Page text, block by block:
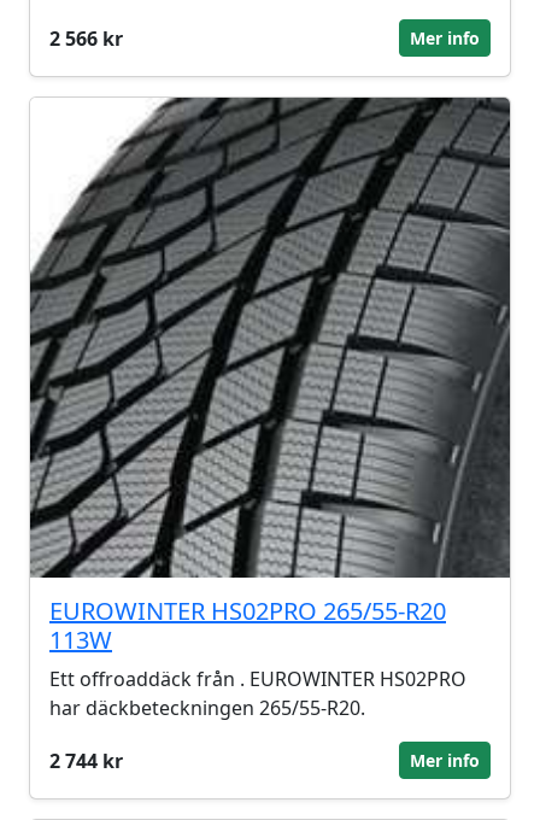
2 566 kr
Mer info
EUROWINTER HS02PRO 265/55-R20
113W
Ett offroaddäck från . EUROWINTER HS02PRO
har däckbeteckningen 265/55-R20.
2 744 kr
Mer info